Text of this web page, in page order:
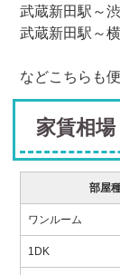
武蔵新田駅～
武蔵新田駅～
などこちらも
家賃相場
部屋
ワンルーム
1DK